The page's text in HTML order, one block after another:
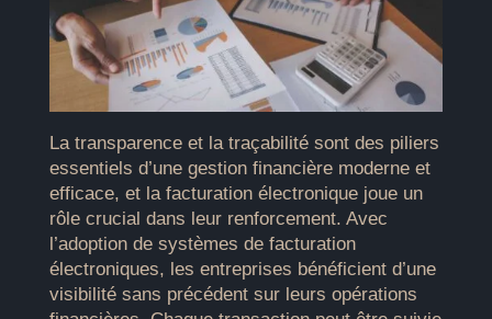
La transparence et la traçabilité sont des piliers
essentiels d’une gestion financière moderne et
efficace, et la facturation électronique joue un
rôle crucial dans leur renforcement. Avec
l’adoption de systèmes de facturation
électroniques, les entreprises bénéficient d’une
visibilité sans précédent sur leurs opérations